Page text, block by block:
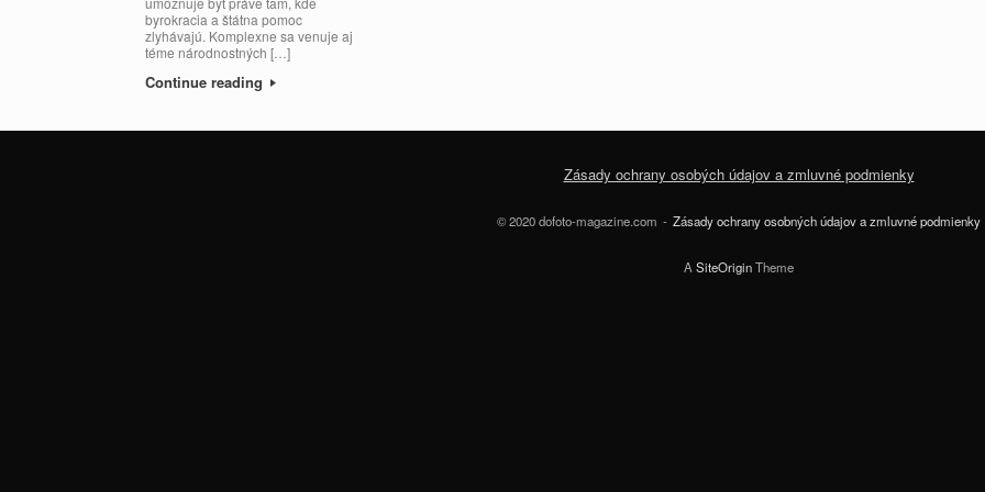
byrokracia a štátna pomoc
zlyhávajú. Komplexne sa venuje aj
téme národnostných […]
Continue reading
Zásady ochrany osobých údajov a zmluvné podmienky
© 2020 dofoto-magazine.com Zásady ochrany osobných údajov a zmluvné podmienky
ASiteOriginTheme